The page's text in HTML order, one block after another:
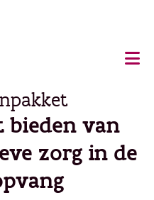
bieden van
zorg in de